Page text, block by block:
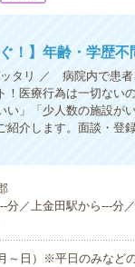
！】年齢・学歴
タリ ／ 病院内で患
！医療行為は一切ない
い」「少人数の施設
紹介します。面談・登
分／上金田駅から---分
～日）※平日のみなど